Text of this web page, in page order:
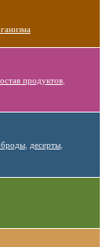
продуктов,
, десерты,